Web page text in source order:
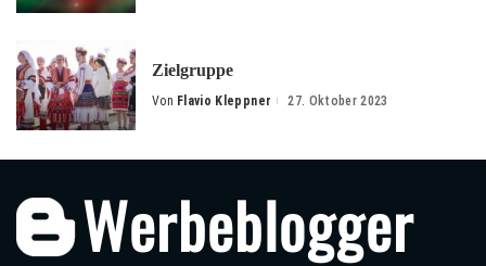
Zielgruppe
Posted
Von Flavio Kleppner 27. Oktober 2023